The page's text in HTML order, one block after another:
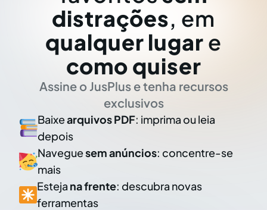
distrações, em
qualquer lugar e
como quiser
Assine o JusPlus e tenha recursos
exclusivos
Baixearquivos PDF: imprima ou leia
depois
Naveguesem anúncios: concentre-se
mais
Esteja na frente: descubra novas
ferramentas